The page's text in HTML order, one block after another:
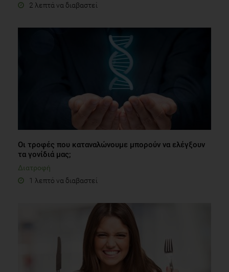
2 λεπτά να διαβαστεί
Οι τροφές που καταναλώνουμε μπορούν να ελέγξουν
τα γονίδιά μας;
Διατροφή
1 λεπτό να διαβαστεί